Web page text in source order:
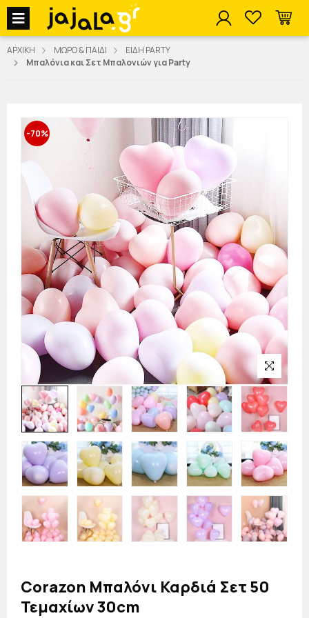
jajala Menu
ΑΡΧΙΚΗ ΜΩΡΟ & ΠΑΙΔΙ
ΕΙΔΗ PARTY
Μπαλόνια και Σετ Μπαλονιών για Party
-70%
Corazon Μπαλόνι Καρδιά Σετ 50
Τεμαχίων 30cm